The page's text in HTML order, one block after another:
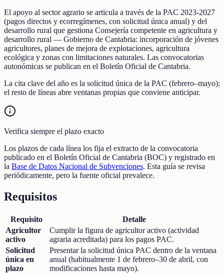
El apoyo al sector agrario se articula a través de la PAC 2023-2027
(pagos directos y ecorregímenes, con solicitud única anual) y del
desarrollo rural que gestiona Consejería competente en agricultura y
desarrollo rural — Gobierno de Cantabria: incorporación de jóvenes
agricultores, planes de mejora de explotaciones, agricultura
ecológica y zonas con limitaciones naturales. Las convocatorias
autonómicas se publican en el Boletín Oficial de Cantabria.
La cita clave del año es la solicitud única de la PAC (febrero–mayo);
el resto de líneas abre ventanas propias que conviene anticipar.
Verifica siempre el plazo exacto
Los plazos de cada línea los fija el extracto de la convocatoria
publicado en el Boletín Oficial de Cantabria (BOC) y registrado en
la Base de Datos Nacional de Subvenciones. Esta guía se revisa
periódicamente, pero la fuente oficial prevalece.
Requisitos
Requisito
Detalle
Agricultor
activo
Cumplir la figura de agricultor activo (actividad
agraria acreditada) para los pagos PAC.
Solicitud
única en
plazo
Presentar la solicitud única PAC dentro de la ventana
anual (habitualmente 1 de febrero–30 de abril, con
modificaciones hasta mayo).